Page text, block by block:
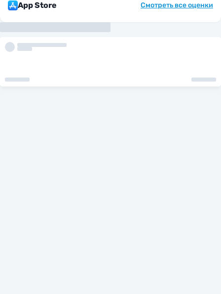
App Store Смотреть все оценки